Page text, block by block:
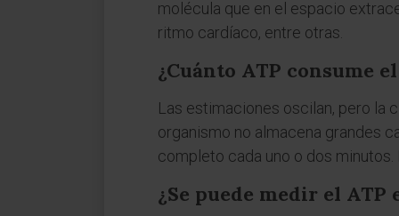
molécula que en el espacio
ritmo cardíaco, entre otras.
¿Cuánto ATP consume
Las estimaciones oscilan, pero la
organismo no almacena grandes
completo cada uno o dos
¿Se puede medir el